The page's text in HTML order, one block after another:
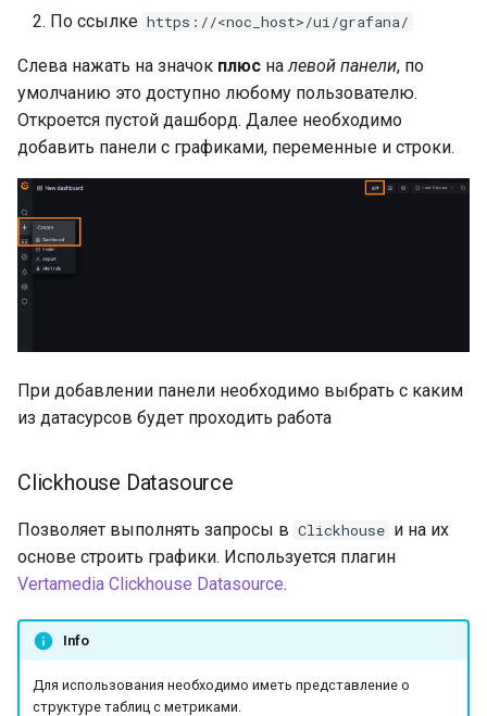
По ссылке https://<noc_host>/ui/grafana/
Слева нажать на значок плюс налевой панели, по
умолчанию это доступно любому пользователю.
Откроется пустой дашборд. Далее необходимо
добавить панели с графиками, переменные и строки.
При добавлении панели необходимо выбрать с каким
из датасурсов будет проходить работа
Clickhouse Datasource
Позволяет выполнять запросы в Clickhouse и на их
основе строить графики. Используется плагин
Vertamedia Clickhouse Datasource.
Info
Для использования необходимо иметь представление о
структуре таблиц с метриками.